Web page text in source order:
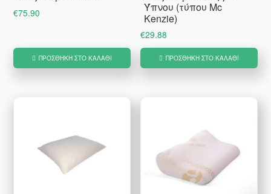
€75.90
ΠΡΟΣΘΉΚΗ ΣΤΟ ΚΑΛΆΘΙ
Ύπνου (τύπου Mc
Kenzie)
€29.88
ΠΡΟΣΘΉΚΗ ΣΤΟ ΚΑΛΆΘΙ